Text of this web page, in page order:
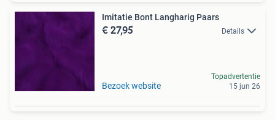
Imitatie Bont Langharig Paars
€ 27,95 Details
Bezoek website
Topadvertentie
15 jun 26